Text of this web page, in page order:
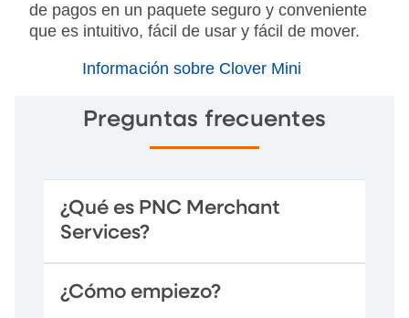
de pagos en un paquete seguro y conveniente
que es intuitivo, fácil de usar y fácil de mover.
Información sobre Clover Mini
Preguntas frecuentes
¿Qué es PNC Merchant
Services?
¿Cómo empiezo?